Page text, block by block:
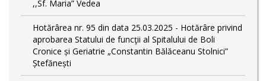
,,Sf. Maria” Vedea
Hotărârea nr. 95 din data 25.03.2025 - Hotărâre privind
aprobarea Statului de funcţii al Spitalului de Boli
Cronice și Geriatrie „Constantin Bălăceanu Stolnici”
Ștefănești